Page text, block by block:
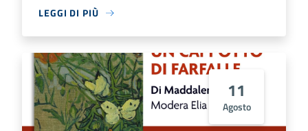
LEGGI DI PIÙ
11
Agosto